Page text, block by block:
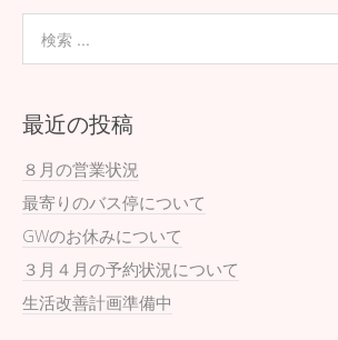
b
o
o
k
最近の投稿
８月の営業状況
最寄りのバス停について
GWのお休みについて
３月４月の予約状況について
生活改善計画準備中